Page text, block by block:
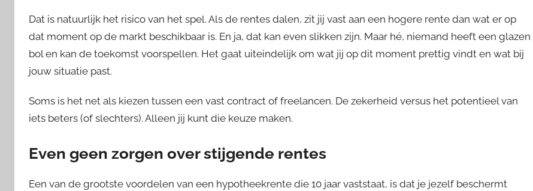
Dat is natuurlijk het risico van het spel. Als de rentes dalen, zit jij vast aan een hogere rente dan wat er op
dat moment op de markt beschikbaar is. En ja, dat kan even slikken zijn. Maar hé, niemand heeft een glazen
bol en kan de toekomst voorspellen. Het gaat uiteindelijk om wat jij op dit moment prettig vindt en wat bij
jouw situatie past.
Soms is het net als kiezen tussen een vast contract of freelancen. De zekerheid versus het potentieel van
iets beters (of slechters). Alleen jij kunt die keuze maken.
Even geen zorgen over stijgende rentes
Een van de grootste voordelen van een hypotheekrente die 10 jaar vaststaat, is dat je jezelf beschermt